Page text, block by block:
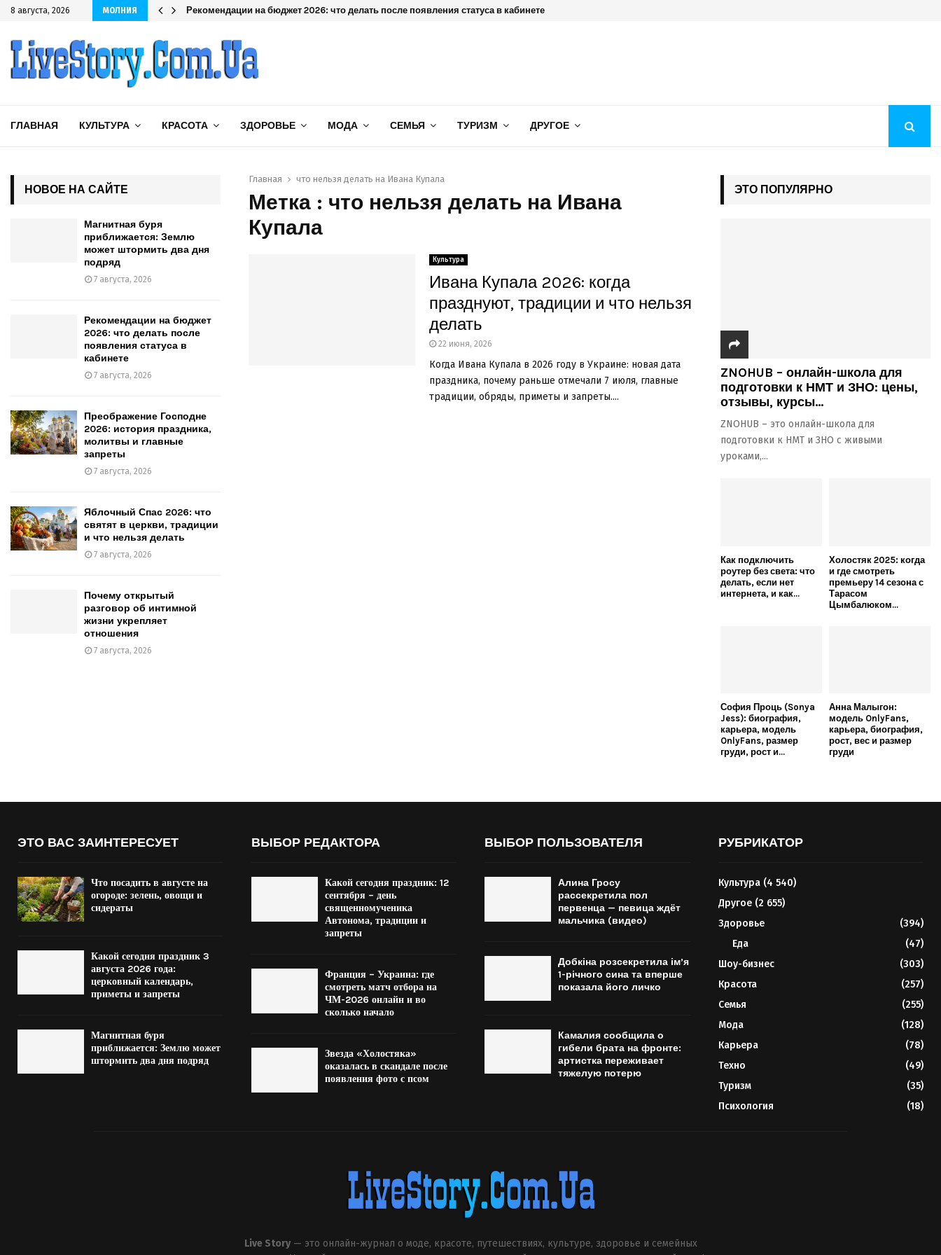
8 августа, 2026 МОЛНИЯ Рекомендации на бюджет 2026: что делать после появления статуса в кабинете
ГЛАВНАЯ КУЛЬТУРА КРАСОТА ЗДОРОВЬЕ МОДА СЕМЬЯ ТУРИЗМ ДРУГОЕ
Главная что нельзя делать на Ивана Купала
Метка : что нельзя делать на Ивана
Купала
Культура
Ивана Купала 2026: когда
празднуют, традиции и что нельзя
делать
22 июня, 2026
Когда Ивана Купала в 2026 году в Украине: новая дата
праздника, почему раньше отмечали 7 июля, главные
традиции, обряды, приметы и запреты....
НОВОЕ НА САЙТЕ
Магнитная буря
приближается: Землю
может штормить два дня
подряд
7 августа, 2026
Рекомендации на бюджет
2026: что делать после
появления статуса в
кабинете
7 августа, 2026
Преображение Господне
2026: история праздника,
молитвы и главные
запреты
7 августа, 2026
Яблочный Спас 2026: что
святят в церкви, традиции
и что нельзя делать
7 августа, 2026
Почему открытый
разговор об интимной
жизни укрепляет
отношения
7 августа, 2026
ЭТО ПОПУЛЯРНО
ZNOHUB – онлайн-школа для
подготовки к НМТ и ЗНО: цены,
отзывы, курсы...
ZNOHUB – это онлайн-школа для
подготовки к НМТ и ЗНО с живыми
уроками,...
Как подключить
роутер без света: что
делать, если нет
интернета, и как...
Холостяк 2025: когда
и где смотреть
премьеру 14 сезона с
Тарасом
Цымбалюком...
София Проць (Sonya
Jess): биография,
карьера, модель
OnlyFans, размер
груди, рост и...
Анна Малыгон:
модель OnlyFans,
карьера, биография,
рост, вес и размер
груди
ЭТО ВАС ЗАИНТЕРЕСУЕТ
Что посадить в августе на
огороде: зелень, овощи и
сидераты
Какой сегодня праздник 3
августа 2026 года:
церковный календарь,
приметы и запреты
Магнитная буря
приближается: Землю может
штормить два дня подряд
ВЫБОР РЕДАКТОРА
Какой сегодня праздник: 12
сентября – день
священномученика
Автонома, традиции и
запреты
Франция – Украина: где
смотреть матч отбора на
ЧМ-2026 онлайн и во
сколько начало
Звезда «Холостяка»
оказалась в скандале после
появления фото с псом
ВЫБОР ПОЛЬЗОВАТЕЛЯ
Алина Гросу
рассекретила пол
первенца — певица ждёт
мальчика (видео)
Добкіна розсекретила ім’я
1-річного сина та вперше
показала його личко
Камалия сообщила о
гибели брата на фронте:
артистка переживает
тяжелую потерю
РУБРИКАТОР
Культура(4 540)
Другое(2 655)
Здоровье
(394)
Еда
(47)
Шоу-бизнес
(303)
Красота
(257)
Семья
(255)
Мода
(128)
Карьера
(78)
Техно
(49)
Туризм
(35)
Психология
(18)
Live Story— это онлайн-журнал о моде, красоте, путешествиях, культуре, здоровье и семейных